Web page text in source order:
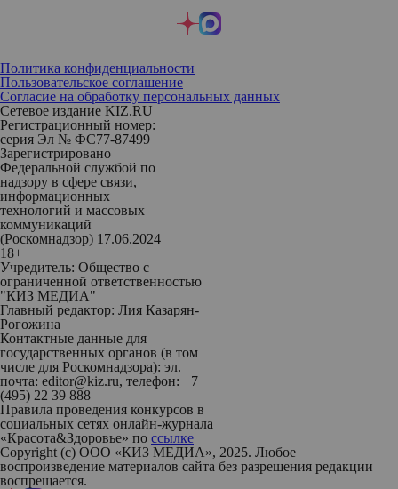
Политика конфиденциальности
Пользовательское соглашение
Согласие на обработку персональных данных
Сетевое издание KIZ.RU
Регистрационный номер:
серия Эл № ФС77-87499
Зарегистрировано
Федеральной службой по
надзору в сфере связи,
информационных
технологий и массовых
коммуникаций
(Роскомнадзор) 17.06.2024
18+
Учредитель: Общество с
ограниченной ответственностью
"КИЗ МЕДИА"
Главный редактор: Лия Казарян-
Рогожина
Контактные данные для
государственных органов (в том
числе для Роскомнадзора): эл.
почта: editor@kiz.ru, телефон: +7
(495) 22 39 888
Правила проведения конкурсов в
социальных сетях онлайн-журнала
«Красота&Здоровье» по ссылке
Copyright (с) ООО «КИЗ МЕДИА», 2025. Любое
воспроизведение материалов сайта без разрешения редакции
воспрещается.